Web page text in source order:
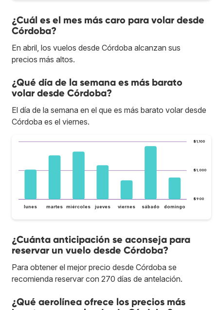
¿Cuál es el mes más caro para volar desde
Córdoba?
En abril, los vuelos desde Córdoba alcanzan sus
precios más altos.
¿Qué día de la semana es más barato
volar desde Córdoba?
El día de la semana en el que es más barato volar desde
Córdoba es el viernes.
$900
$1,000
$1,100
lunes martes miércoles jueves viernes sábado domingo
¿Cuánta anticipación se aconseja para
reservar un vuelo desde Córdoba?
Para obtener el mejor precio desde Córdoba se
recomienda reservar con 270 días de antelación.
¿Qué aerolínea ofrece los precios más